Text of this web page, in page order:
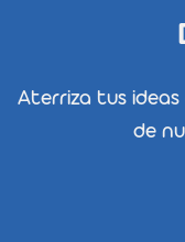
Aterriza tus
de